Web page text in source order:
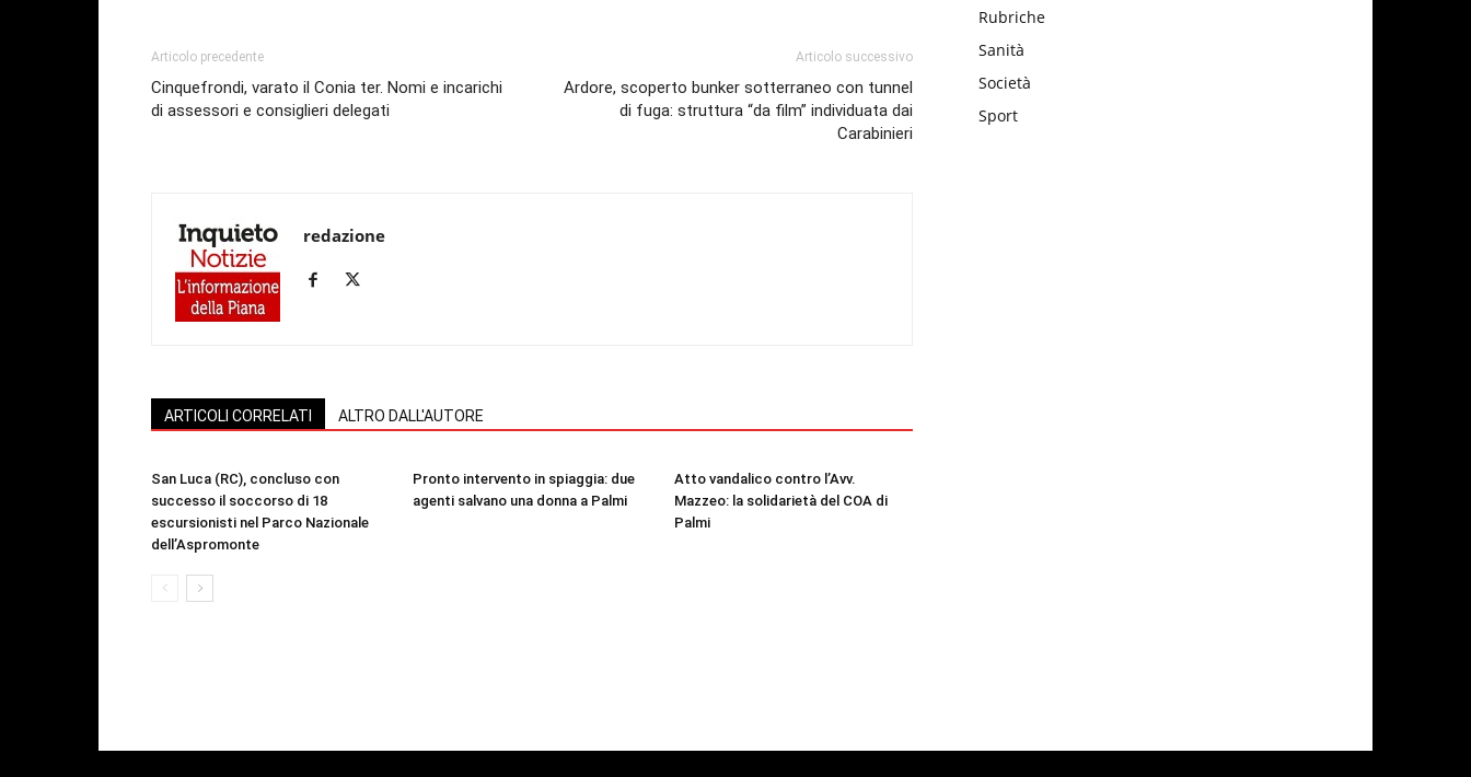
Articolo precedente
Cinquefrondi, varato il Conia ter. Nomi e incarichi
di assessori e consiglieri delegati
Articolo successivo
Ardore, scoperto bunker sotterraneo con tunnel
di fuga: struttura “da film” individuata dai
Carabinieri
redazione
ARTICOLI CORRELATI ALTRO DALL'AUTORE
San Luca (RC), concluso con
successo il soccorso di 18
escursionisti nel Parco Nazionale
dell’Aspromonte
Pronto intervento in spiaggia: due
agenti salvano una donna a Palmi
Atto vandalico contro l’Avv.
Mazzeo: la solidarietà del COA di
Palmi
Rubriche
Sanità
Società
Sport